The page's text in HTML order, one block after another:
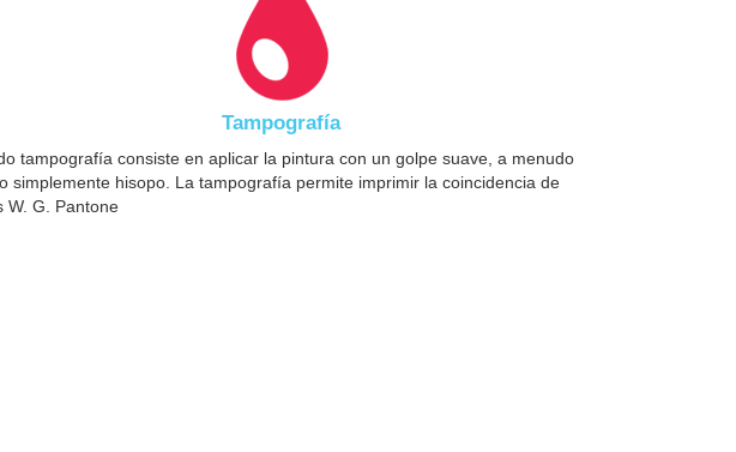
Tampografía
tampografía consiste en aplicar la pintura con un golpe suave, a menudo
simplemente hisopo. La tampografía permite imprimir la coincidencia de
W. G. Pantone